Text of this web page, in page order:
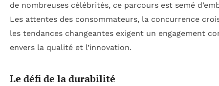
de nombreuses célébrités, ce parcours est semé
Les attentes des consommateurs, la concurrence
les tendances changeantes exigent un engagement
envers la qualité et l’innovation.
Le défi de la durabilité